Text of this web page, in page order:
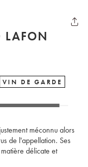
LAFON
VIN DE GARDE
méconnu alors
de l'appellation. Ses
délicate et